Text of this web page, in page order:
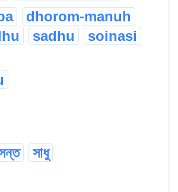
dhorom-manuh
sadhu
soinasi
সাধু